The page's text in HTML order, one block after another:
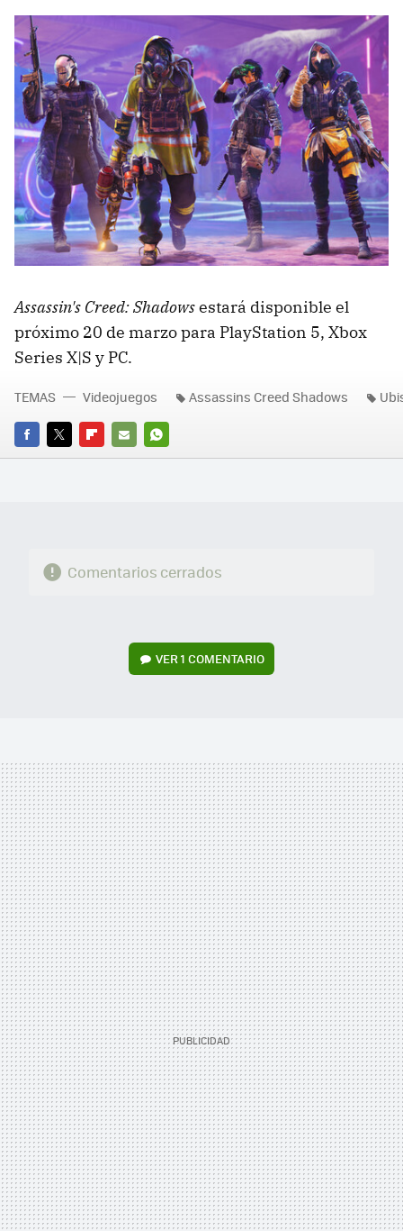
Assassin's Creed: Shadowsestará disponible el
próximo 20 de marzo para PlayStation 5, Xbox
Series X|S y PC.
FACEBOOK
TWITTERFLIPBOARD
E-
WHATSAPP
TEMAS Videojuegos Assassins Creed Shadows
Comentarios cerrados
VER1 COMENTARIO